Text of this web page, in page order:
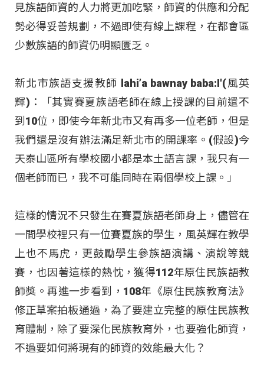
見族語師資的人力將更加吃緊，師資的供應和分配
勢必得妥善規劃，不過即使有線上課程，在都會區
少數族語的師資仍明顯匱乏。
新北市族語支援教師 lahi’a bawnay baba:I'(風英
輝)：「其實賽夏族語老師在線上授課的目前還不
到10位，即使今年新北市又有再多一位老師，但是
我們還是沒有辦法滿足新北市的開課率。(假設)今
天泰山區所有學校國小都是本土語言課，我只有一
個老師而已，我不可能同時在兩個學校上課。」
這樣的情況不只發生在賽夏族語老師身上，儘管在
一間學校裡只有一位賽夏族的學生，風英輝在教學
上也不馬虎，更鼓勵學生參族語演講、演說等競
賽，也因著這樣的熱忱，獲得112年原住民族語教
師獎。再進一步看到，108年《原住民族教育法》
修正草案拍板通過，為了要建立完整的原住民族教
育體制，除了要深化民族教育外，也要強化師資，
不過要如何將現有的師資的效能最大化？